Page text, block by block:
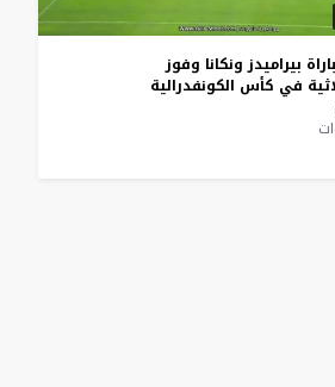
بيراميدز ونكانا وفوز
في كأس الكونفدرالية